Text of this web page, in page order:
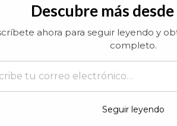
Descubre más
ahora para seguir leyendo y
completo.
electrónico…
Seguir leyendo